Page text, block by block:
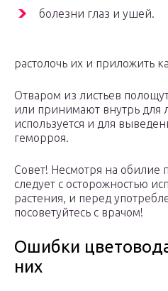
болезни глаз и ушей.
растолочь их и приложить
Отваром из листьев
или принимают внутрь для
используется и для
геморроя.
Совет! Несмотря на обилие
следует с осторожностью
растения, и перед
посоветуйтесь с врачом!
Ошибки
них